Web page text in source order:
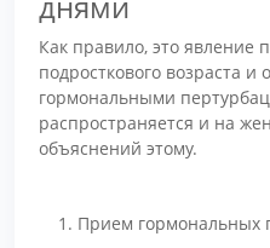
Как правило, это явление
подросткового возраста и
гормональными
распространяется и на
объяснений этому.
Прием гормональных